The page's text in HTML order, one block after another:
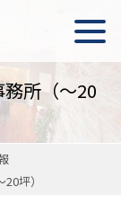
所（〜20
坪）